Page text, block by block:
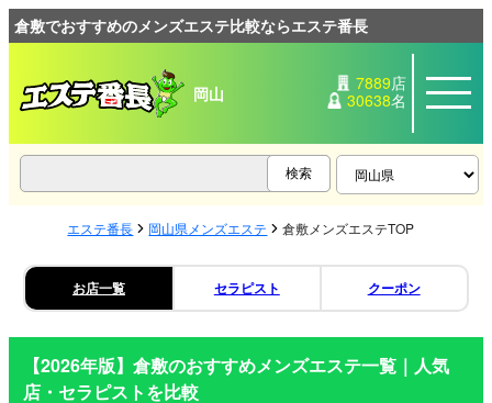
倉敷でおすすめのメンズエステ比較ならエステ番長
岡山 7889店
30638名
エステ番長 岡山県メンズエステ 倉敷メンズエステTOP
お店一覧 セラピスト クーポン
【2026年版】倉敷のおすすめメンズエステ一覧｜人気
店・セラピストを比較